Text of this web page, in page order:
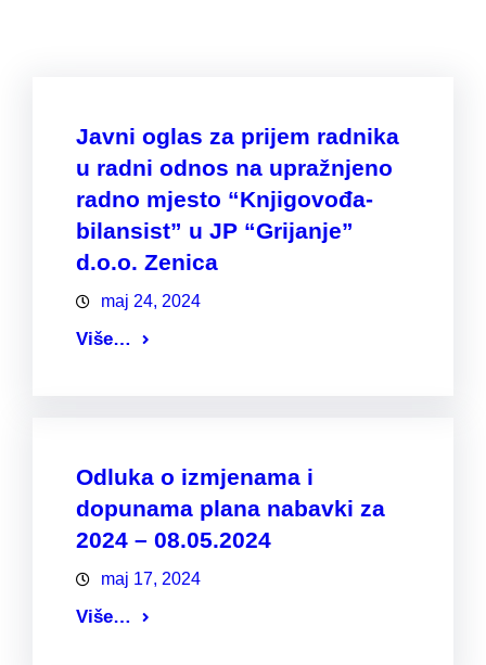
Javni oglas za prijem radnika
u radni odnos na upražnjeno
radno mjesto “Knjigovođa-
bilansist” u JP “Grijanje”
d.o.o. Zenica
maj 24, 2024
Više…
Odluka o izmjenama i
dopunama plana nabavki za
2024 – 08.05.2024
maj 17, 2024
Više…